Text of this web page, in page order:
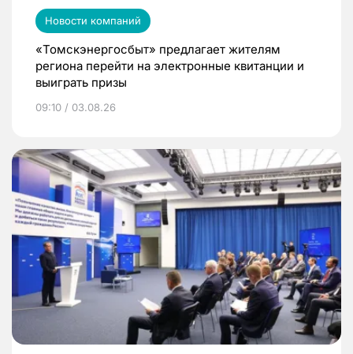
Новости компаний
«Томскэнергосбыт» предлагает жителям
региона перейти на электронные квитанции и
выиграть призы
09:10 / 03.08.26